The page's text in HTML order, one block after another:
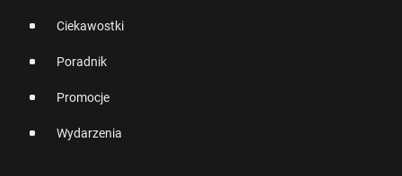
Ciekawostki
Poradnik
Promocje
Wydarzenia